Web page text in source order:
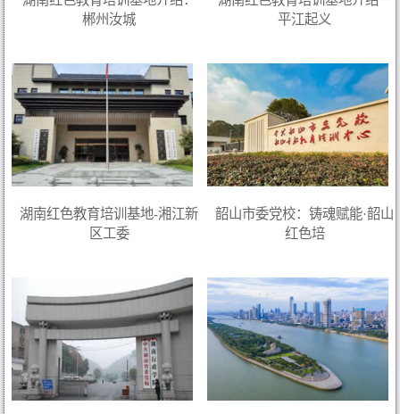
郴州汝城
平江起义
湖南红色教育培训基地-湘江新
区工委
韶山市委党校：铸魂赋能·韶山
红色培